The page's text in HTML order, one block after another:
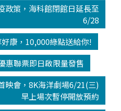
政策，海科館閉館日延長至
6/28
好康，10,000綠點送給你!
惠聯票即日啟限量發售
映會，8K海洋劇場6/21(三)
早上場次暫停開放預約